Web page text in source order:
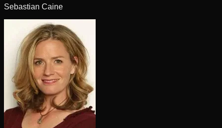
Sebastian Caine